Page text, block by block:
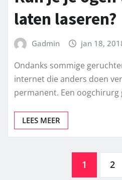
laten laseren?
Gadmin jan 18,
Ondanks sommige
internet die anders doen
permanent. Een
LEES MEER
Berichten
1 2